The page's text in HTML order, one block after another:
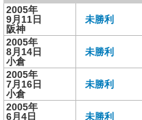
2005年
9月11日
阪神
未勝利
2005年
8月14日
小倉
未勝利
2005年
7月16日
小倉
未勝利
2005年
6月4日
未勝利